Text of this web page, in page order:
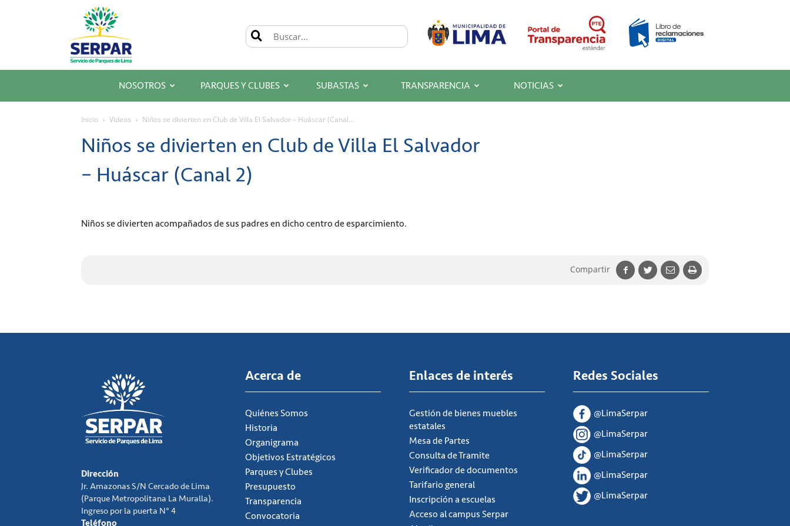
SERPAR
–
Servicio
de
Parques
de
NOSOTROS PARQUES Y CLUBES SUBASTAS TRANSPARENCIA NOTICIAS
Inicio Videos Niños se divierten en Club de Villa El Salvador – Huáscar (Canal...
Niños se divierten en Club de Villa El Salvador
– Huáscar (Canal 2)
Niños se divierten acompañados de sus padres en dicho centro de esparcimiento.
Compartir
Dirección
Jr. Amazonas S/N Cercado de Lima
(Parque Metropolitana La Muralla).
Ingreso por la puerta N° 4
Teléfono
Acerca de
Quiénes Somos
Historia
Organigrama
Objetivos Estratégicos
Parques y Clubes
Presupuesto
Transparencia
Convocatoria
Enlaces de interés
Gestión de bienes muebles
estatales
Mesa de Partes
Consulta de Tramite
Verificador de documentos
Tarifario general
Inscripción a escuelas
Acceso al campus Serpar
Redes Sociales
@LimaSerpar
@LimaSerpar
@LimaSerpar
@LimaSerpar
@LimaSerpar